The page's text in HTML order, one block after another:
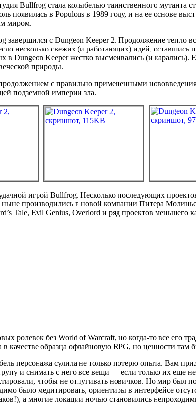
Bullfrog стала колыбелью таинственного мутанта
появилась в Populous в 1989 году, и на ее основе
миром.
завершился с Dungeon Keeper 2. Продолжение тепло
несколько свежих (и работающих) идей, оставшись
Dungeon Keeper жестко высмеивались (и карались).
природы.
с правильно примененными
подземной империи зла.
игрой Bullfrog. Несколько последующих
ныне производились в новой компании Питера
Tale, Evil Genius, Overlord и ряд проектов меньшего
ролевок без World of Warcraft, но когда-то все его
в качестве образца офлайновую RPG, но ценности там
персонажа сулила не только потерю опыта. Вам
и снимать с него все вещи — если только их еще
чтобы не отпугивать новичков. Но мир был
было медитировать, ориентиры в интерфейсе
а многие локации ночью становились